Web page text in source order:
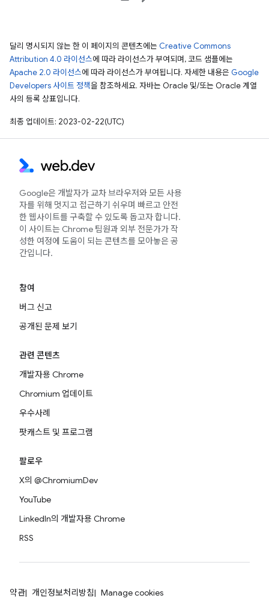
달리 명시되지 않는 한 이 페이지의 콘텐츠에는 Creative Commons
Attribution 4.0 라이선스에 따라 라이선스가 부여되며, 코드 샘플에는
Apache 2.0 라이선스에 따라 라이선스가 부여됩니다. 자세한 내용은 Google
Developers 사이트 정책을 참조하세요. 자바는 Oracle 및/또는 Oracle 계열
사의 등록 상표입니다.
최종 업데이트: 2023-02-22(UTC)
Google은 개발자가 교차 브라우저와 모든 사용
자를 위해 멋지고 접근하기 쉬우며 빠르고 안전
한 웹사이트를 구축할 수 있도록 돕고자 합니다.
이 사이트는 Chrome 팀원과 외부 전문가가 작
성한 여정에 도움이 되는 콘텐츠를 모아놓은 공
간입니다.
참여
버그 신고
공개된 문제 보기
관련 콘텐츠
개발자용 Chrome
Chromium 업데이트
우수사례
팟캐스트 및 프로그램
팔로우
X의 @ChromiumDev
YouTube
LinkedIn의 개발자용 Chrome
RSS
약관 개인정보처리방침 Manage cookies